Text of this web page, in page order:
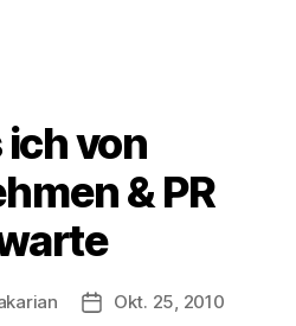
ich von
& PR
Veröffentlichungsdatum
Okt. 25, 2010